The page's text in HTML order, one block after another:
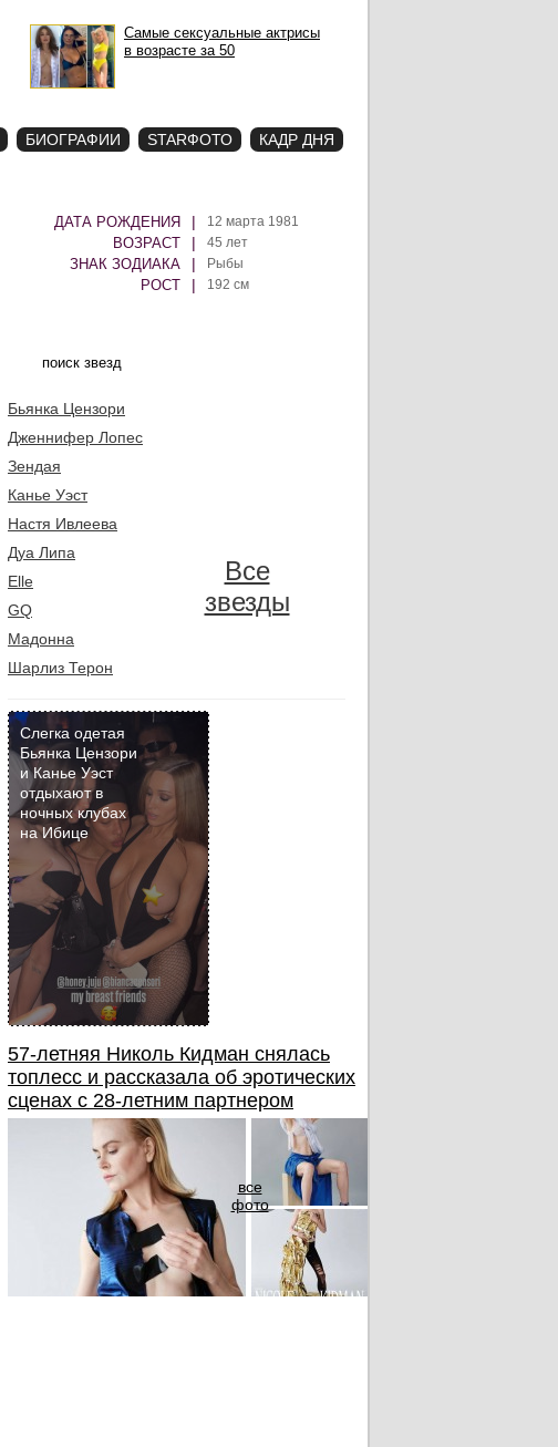
Самые сексуальные актрисы
в возрасте за 50
БИОГРАФИИ STARФОТО КАДР ДНЯ
ДАТА РОЖДЕНИЯ | 12 марта 1981
ВОЗРАСТ | 45 лет
ЗНАК ЗОДИАКА | Рыбы
РОСТ | 192 см
Бьянка Цензори
Дженнифер Лопес
Зендая
Канье Уэст
Настя Ивлеева
Дуа Липа
Elle
GQ
Мадонна
Шарлиз Терон
Все
звезды
Слегка одетая
Бьянка Цензори
и Канье Уэст
отдыхают в
ночных клубах
на Ибице
57-летняя Николь Кидман снялась
топлесс и рассказала об эротических
сценах с 28-летним партнером
все
фото